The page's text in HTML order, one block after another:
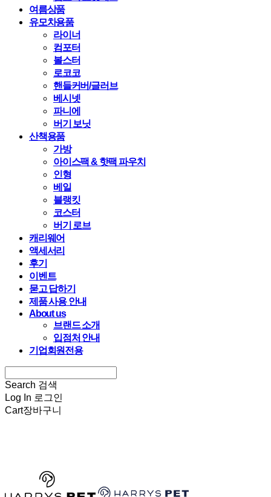
여름상품
유모차용품
라이너
컴포터
볼스터
로코코
핸들커버/글러브
베시넷
파니에
버기 보닛
산책용품
가방
아이스팩 & 핫팩 파우치
인형
베일
블랭킷
코스터
버기 로브
캐리웨어
액세서리
후기
이벤트
묻고 답하기
제품 사용 안내
About us
브랜드 소개
입점처 안내
기업회원전용
Search 검색
Log In 로그인
Cart장바구니